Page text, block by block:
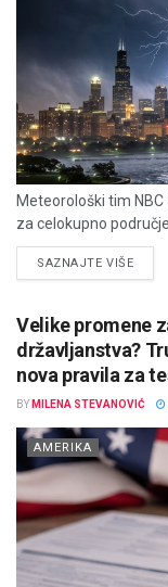
Meteorološki tim
za celokupno
SAZNAJTE VIŠE
Velike promene
državljanstva?
nova pravila za
BY MILENA STEVANOVIĆ
AMERIKA